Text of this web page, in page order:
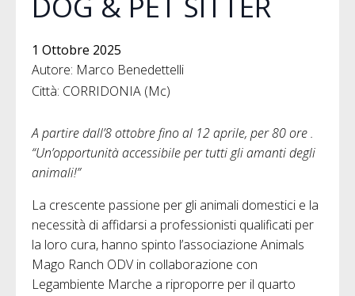
1 Ottobre 2025
Autore: Marco Benedettelli
Città: CORRIDONIA (Mc)
A partire dall’8 ottobre fino al 12 aprile, per 80 ore .
“Un’opportunità accessibile per tutti gli amanti degli
animali!”
La crescente passione per gli animali domestici e la
necessità di affidarsi a professionisti qualificati per
la loro cura, hanno spinto l’associazione Animals
Mago Ranch ODV in collaborazione con
Legambiente Marche a riproporre per il quarto